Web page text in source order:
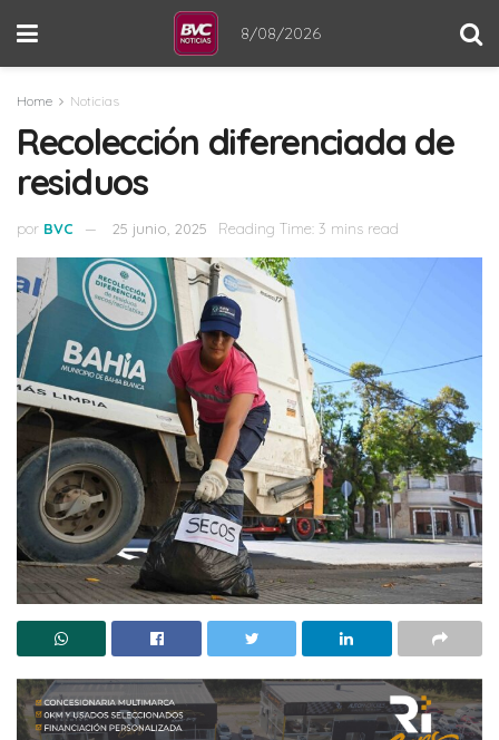
8/08/2026
Home Noticias
Recolección diferenciada de
residuos
por BVC 25 junio, 2025 Reading Time: 3 mins read